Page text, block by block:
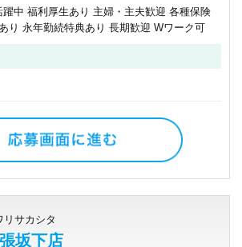
中 福利厚生あり 主婦・主夫歓迎 各種保険
り 永年勤続特典あり 長期歓迎 Wワーク可
リサカシタ
坂下店